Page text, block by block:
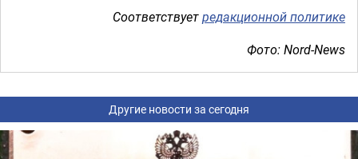
Соответствуетредакционной политике
Фото: Nord-News
Другие новости за сегодня